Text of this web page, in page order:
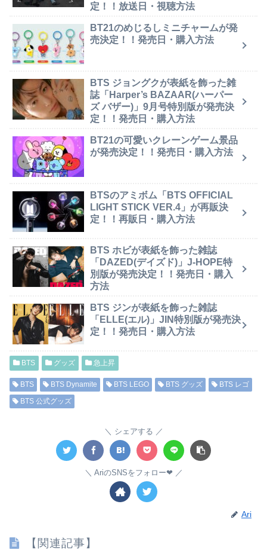
定！！放送日・視聴方法
BT21のめじるしミニチャームが発
売決定！！発売日・購入方法
BTS ジョングクが表紙を飾った雑
誌「Harper’s BAZAAR(ハーパー
ズ バザー)」9月号特別版が発売決
定！！発売日・購入方法
BT21の可愛いクレーンゲーム景品
が発売決定！！発売日・購入方法
BTSのアミボム「BTS OFFICIAL
LIGHT STICK VER.4」が再販決
定！！再販日・購入方法
BTS ホビが表紙を飾った雑誌
「DAZED(デイズド)」J-HOPE特
別版が発売決定！！発売日・購入
方法
BTS ジンが表紙を飾った雑誌
「ELLE(エル)」JIN特別版が発売決
定！！発売日・購入方法
BTS グッズ 急上昇
BTS BTS Dynamite BTS LEGO BTS グッズ
BTS レゴ
BTS 公式グッズ
シェアする
AriのSNSをフォロー❤︎
Ari
【関連記事】